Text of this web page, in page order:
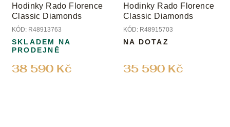
Hodinky Rado Florence
Classic Diamonds
KÓD: R48913763
38 590 Kč
SKLADEM NA
PRODEJNĚ
Hodinky Rado Florence
Classic Diamonds
KÓD: R48915703
35 590 Kč
NA DOTAZ